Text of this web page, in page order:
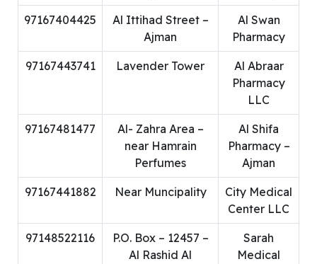
Al Swan
Pharmacy
Al Ittihad Street –
Ajman
97167404425
Al Abraar
Pharmacy
LLC
Lavender Tower
97167443741
Al Shifa
Pharmacy –
Ajman
Al- Zahra Area –
near Hamrain
Perfumes
97167481477
City Medical
Center LLC
Near Muncipality
97167441882
Sarah
Medical
P.O. Box – 12457 –
Al Rashid Al
97148522116